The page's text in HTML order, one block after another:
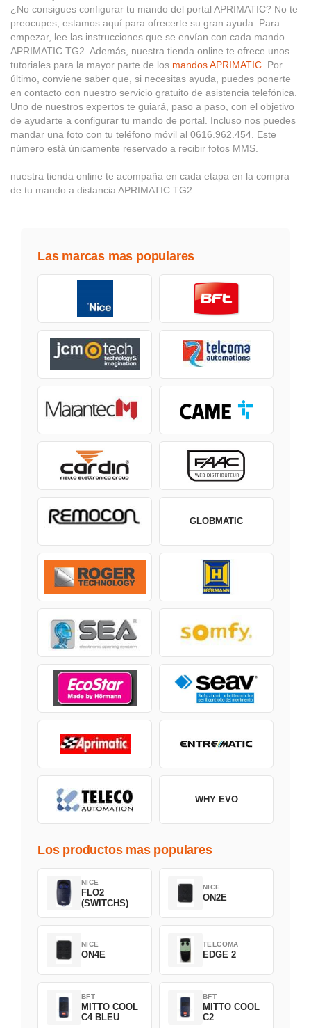
¿No consigues configurar tu mando del portal APRIMATIC? No te
preocupes, estamos aquí para ofrecerte su gran ayuda. Para
empezar, lee las instrucciones que se envían con cada mando
APRIMATIC TG2. Además, nuestra tienda online te ofrece unos
tutoriales para la mayor parte de los mandos APRIMATIC . Por
último, conviene saber que, si necesitas ayuda, puedes ponerte
en contacto con nuestro servicio gratuito de asistencia telefónica.
Uno de nuestros expertos te guiará, paso a paso, con el objetivo
de ayudarte a configurar tu mando de portal. Incluso nos puedes
mandar una foto con tu teléfono móvil al 0616.962.454. Este
número está únicamente reservado a recibir fotos MMS.
nuestra tienda online te acompaña en cada etapa en la compra
de tu mando a distancia APRIMATIC TG2.
Las marcas mas populares
GLOBMATIC
WHY EVO
Los productos mas populares
NICE
FLO2
(SWITCHS)
NICE
ON2E
NICE
ON4E
TELCOMA
EDGE 2
BFT
MITTO COOL
C4 BLEU
BFT
MITTO COOL
C2